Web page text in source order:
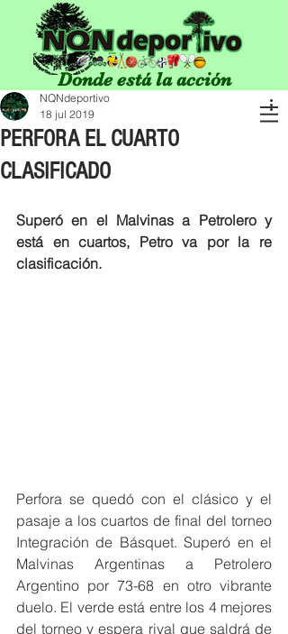
Donde está la acción
PERFORA EL CUARTO
CLASIFICADO
NQNdeportivo
18 jul 2019
Superó en el Malvinas a Petrolero y
está en cuartos, Petro va por la re
clasificación.
Perfora se quedó con el clásico y el
pasaje a los cuartos de final del torneo
Integración de Básquet. Superó en el
Malvinas Argentinas a Petrolero
Argentino por 73-68 en otro vibrante
duelo. El verde está entre los 4 mejores
del torneo y espera rival que saldrá de